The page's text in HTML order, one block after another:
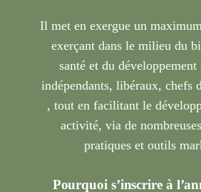
Il met en exergue un
exerçant dans le milieu du
santé et du développement
indépendants, libéraux, chefs
, tout en facilitant le
activité, via de
pratiques et outils
Pourquoi s’inscrire à